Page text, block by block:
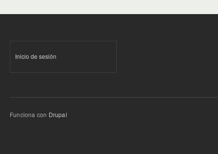
Inicio de sesión
Funciona con Drupal